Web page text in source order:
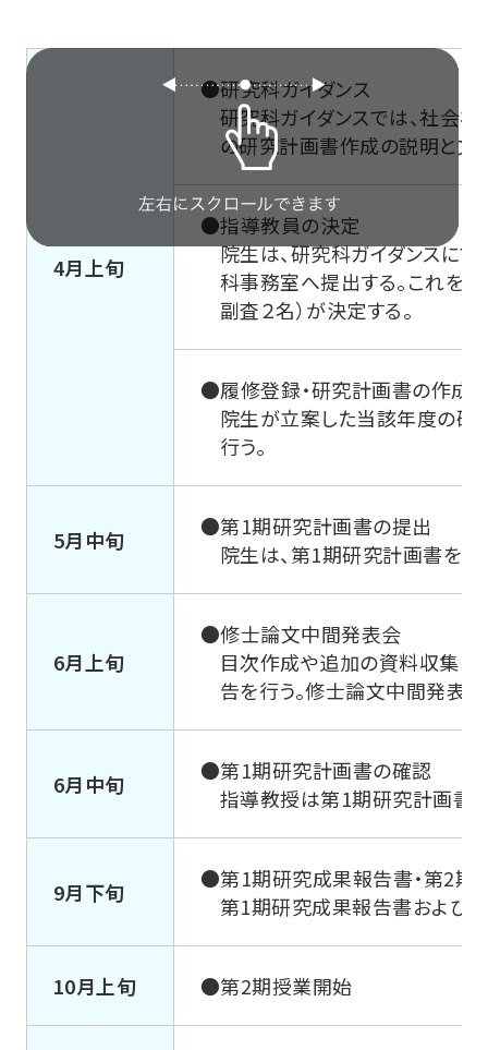
4月上旬
●研究科ガイダンス
研究科ガイダンスでは、社会
の研究計画書作成の説明と文
●指導教員の決定
院生は、研究科ガイダンスに
科事務室へ提出する。これを
副査２名）が決定する。
●履修登録・研究計画書の作成
院生が立案した当該年度の研
行う。
5月中旬
●第1期研究計画書の提出
院生は、第1期研究計画書を指
6月上旬
●修士論文中間発表会
目次作成や追加の資料収集お
告を行う。修士論文中間発表
6月中旬
●第1期研究計画書の確認
指導教授は第1期研究計画書
9月下旬
●第1期研究成果報告書・第2期
第1期研究成果報告書および
10月上旬 ●第2期授業開始